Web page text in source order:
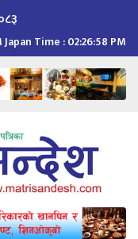
Japan Time :02:26:59 PM